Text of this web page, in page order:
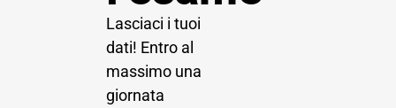
Lasciaci i tuoi
dati! Entro al
massimo una
giornata